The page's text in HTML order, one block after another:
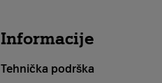
Informacije
Tehnička podrška